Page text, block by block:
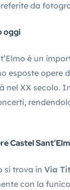
da
oggi
è un
esposte opere
nel XX secolo.
Castel
si trova in Via
con la